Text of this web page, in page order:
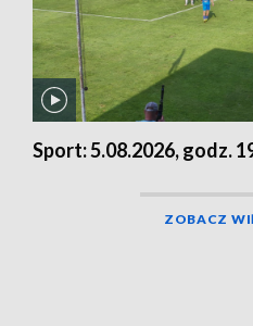
Sport: 5.08.2026, godz.
ZOBACZ